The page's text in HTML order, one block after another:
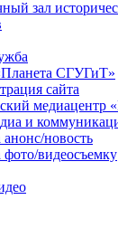
зал
СГУГиТ»
сайта
медиацентр
и
анонс/новость
фото/видеосъемку